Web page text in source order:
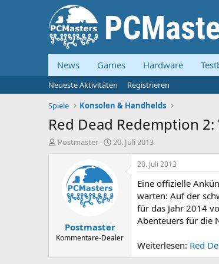
News Games Hardware
Neueste Aktivitäten
Registrieren
Spiele
Konsolen & Handhelds
Red Dead Redemption
E
Postmaster
E
e
l
a
m
20. Juli 2013
Postmaster
Kommentare-Dealer
20. Juli 2013
Eine offizielle
warten: Auf der
für das Jahr 2014
Abenteuers für die
Weiterlesen: Red